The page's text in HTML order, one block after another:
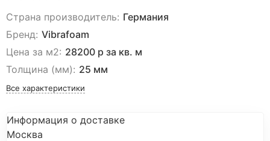
Страна производитель: Германия
Бренд: Vibrafoam
Цена за м2: 28200 р за кв. м
Толщина (мм): 25 мм
Все характеристики
Информация о доставке
Москва